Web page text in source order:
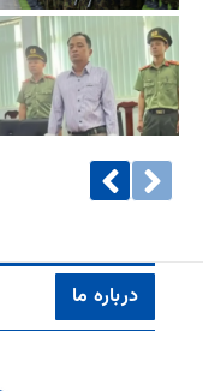
درباره ما